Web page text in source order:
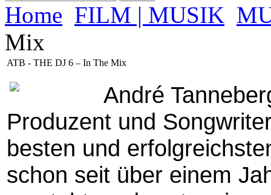
Home FILM | MUSIK
Mix
ATB - THE DJ 6 – In The Mix
André
Produzent und
besten und
schon seit über einem